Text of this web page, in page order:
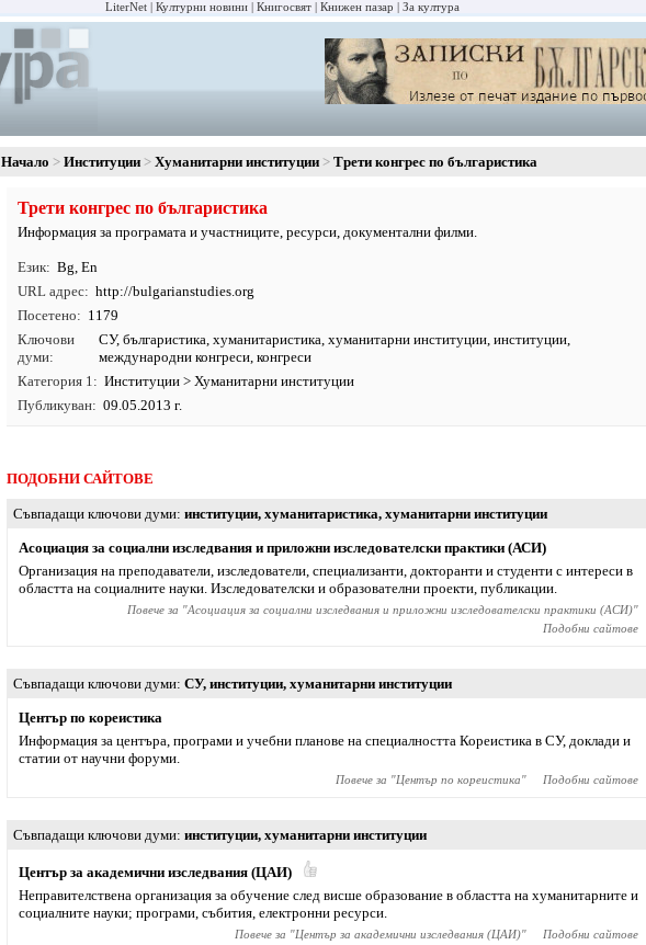
LiterNet Културни новини Книгосвят Книжен пазар За култура
Начало Институции Хуманитарни институции Трети конгрес по българистика
Трети конгрес по българистика
Информация за програмата и участниците, ресурси, документални филми.
Език Bg, En
URL адрес
http://bulgarianstudies.org
Посетено
1179
Ключови
думи
СУ,българистика,хуманитаристика,хуманитарни институции,институции,
международни конгреси, конгреси
Категория 1
Институции > Хуманитарни институции
Публикуван
09.05.2013 г.
ПОДОБНИ САЙТОВЕ
Съвпадащи ключови думи институции, хуманитаристика, хуманитарни институции
Асоциация за социални изследвания и приложни изследователски практики (АСИ)
Организация на преподаватели, изследователи, специализанти, докторанти и студенти с интереси в
областта на социалните науки. Изследователски и образователни проекти, публикации.
Повече за "Асоциация за социални изследвания и приложни изследователски практики (АСИ)"
Подобни сайтове
Съвпадащи ключови думи СУ, институции, хуманитарни институции
Център по кореистика
Информация за центъра, програми и учебни планове на специалността Кореистика в СУ, доклади и
статии от научни форуми.
Повече за "Център по кореистика" Подобни сайтове
Съвпадащи ключови думи институции, хуманитарни институции
Център за академични изследвания (ЦАИ)
Неправителствена организация за обучение след висше образование в областта на хуманитарните и
социалните науки; програми, събития, електронни ресурси.
Повече за "Център за академични изследвания (ЦАИ)" Подобни сайтове